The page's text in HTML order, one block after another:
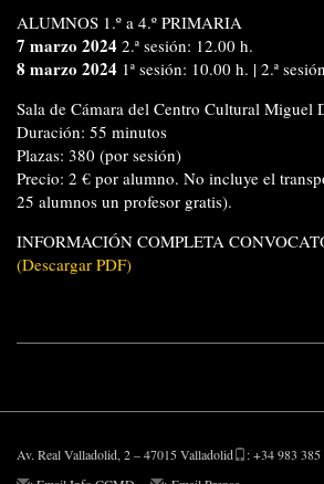
ALUMNOS 1.º a 4.º PRIMARIA
7 marzo 2024 2.ª sesión: 12.00 h.
8 marzo 2024 1ª sesión: 10.00 h. | 2.ª
Sala de Cámara del Centro Cultural Miguel
Duración: 55 minutos
Plazas: 380 (por sesión)
Precio: 2 € por alumno. No incluye el
25 alumnos un profesor gratis).
INFORMACIÓN COMPLETA
(Descargar PDF)
Av. Real Valladolid, 2 – 47015 Valladolid
: +34 983 385